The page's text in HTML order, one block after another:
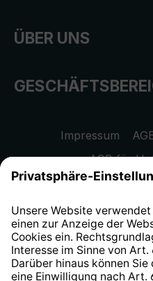
ÜBER UNS
Impressum
AGB für